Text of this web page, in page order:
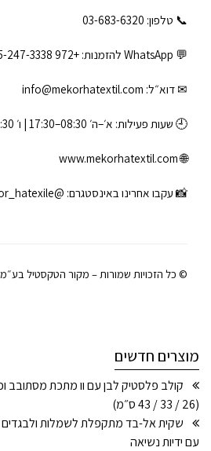
📞 טלפון: ‎03-683-6320
💬 WhatsApp להזמנות: +972 55-247-3338
✉ דוא״ל: info@mekorhatextil.com
🕘 שעות פעילות: א׳–ה׳ 08:30–17:30 | ו׳ 08:30–12:00
🌐
www.mekorhatextil.com
📸 עקבו אחרינו באינסטגרם: @makor_hatexile
© כל הזכויות שמורות – מקור הטקסטיל בע״מ
מוצרים חדשים
(26 / 33 / 43 ס״מ)
עם ידיות נשיאה